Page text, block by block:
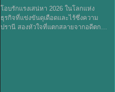
โอบรักแรงเสน่หา 2026 ในโลกแห่ง
ธุรกิจที่แข่งขันดุเดือดและไร้ซึ่งความ
ปรานี สองหัวใจที่แตกสลายจากอดีตกลับ